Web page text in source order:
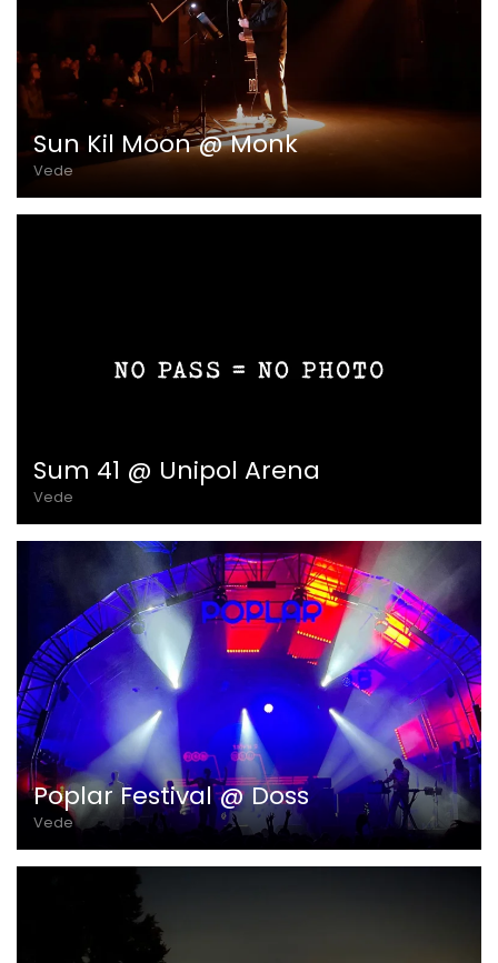
Sun Kil Moon @ Monk
Vede
Sum 41 @ Unipol Arena
Vede
Poplar Festival @ Doss
Vede